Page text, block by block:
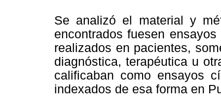
Se analizó el material y
encontrados fuesen
realizados en pacientes,
diagnóstica, terapéutica u
calificaban como ensayos
indexados de esa forma en